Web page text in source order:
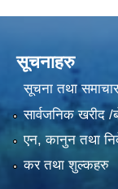
सूचनाहरु
सूचना तथा समाचार
सार्वजनिक खरीद
एन, कानुन तथा
कर तथा शुल्कहरु